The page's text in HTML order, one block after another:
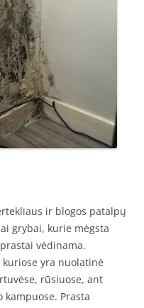
ir blogos patalpų
grybai, kurie mėgsta
vėdinama.
kuriose yra nuolatinė
rūsiuose, ant
Prasta